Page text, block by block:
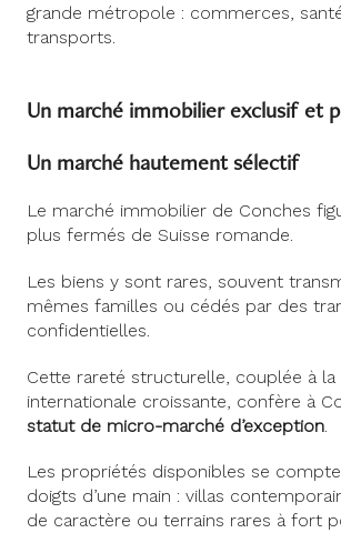
grande métropole : commerces,
transports.
Un marché immobilier exclusif et
Un marché hautement sélectif
Le marché immobilier de Conches
plus fermés de Suisse romande.
Les biens y sont rares, souvent
mêmes familles ou cédés par des
confidentielles.
Cette rareté structurelle, couplée à la
internationale croissante, confère à
statut de micro-marché d’exception.
Les propriétés disponibles se
doigts d’une main : villas
de caractère ou terrains rares à fort